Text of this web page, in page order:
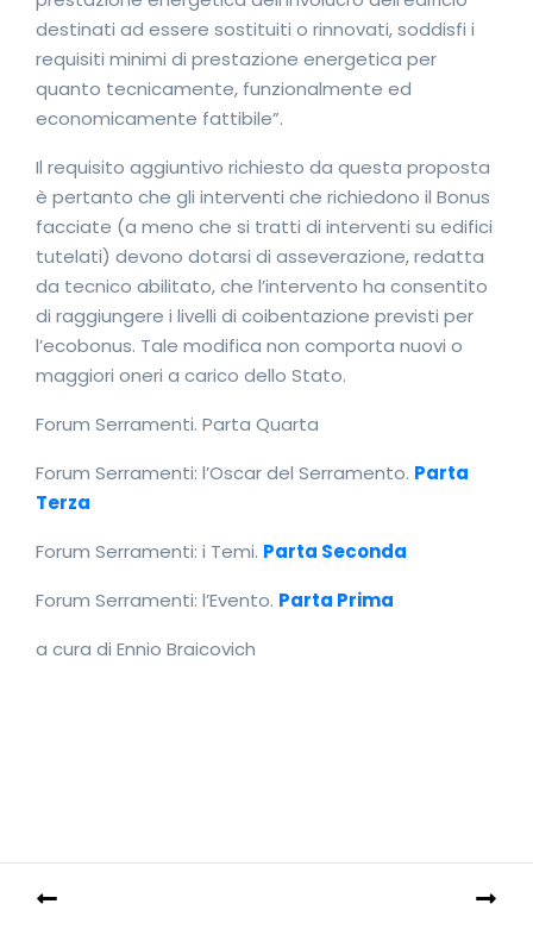
destinati ad essere sostituiti o rinnovati, soddisfi i
requisiti minimi di prestazione energetica per
quanto tecnicamente, funzionalmente ed
economicamente fattibile”.
Il requisito aggiuntivo richiesto da questa proposta
è pertanto che gli interventi che richiedono il Bonus
facciate (a meno che si tratti di interventi su edifici
tutelati) devono dotarsi di asseverazione, redatta
da tecnico abilitato, che l’intervento ha consentito
di raggiungere i livelli di coibentazione previsti per
l’ecobonus. Tale modifica non comporta nuovi o
maggiori oneri a carico dello Stato.
Forum Serramenti. Parta Quarta
Forum Serramenti: l’Oscar del Serramento. Parta
Terza
Forum Serramenti: i Temi. Parta Seconda
Forum Serramenti: l’Evento. Parta Prima
a cura di Ennio Braicovich